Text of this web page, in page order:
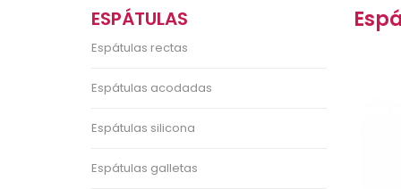
ESPÁTULAS
Espátulas rectas
Espátulas acodadas
Espátulas silicona
Espátulas galletas